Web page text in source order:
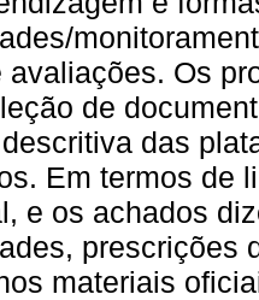
avaliações. Os
de
das
Em termos de
e os achados
prescrições
materiais